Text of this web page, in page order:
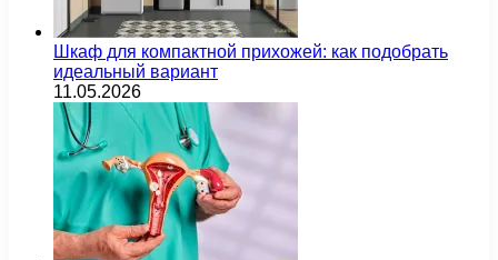
Шкаф для компактной прихожей: как подобрать
идеальный вариант
11.05.2026